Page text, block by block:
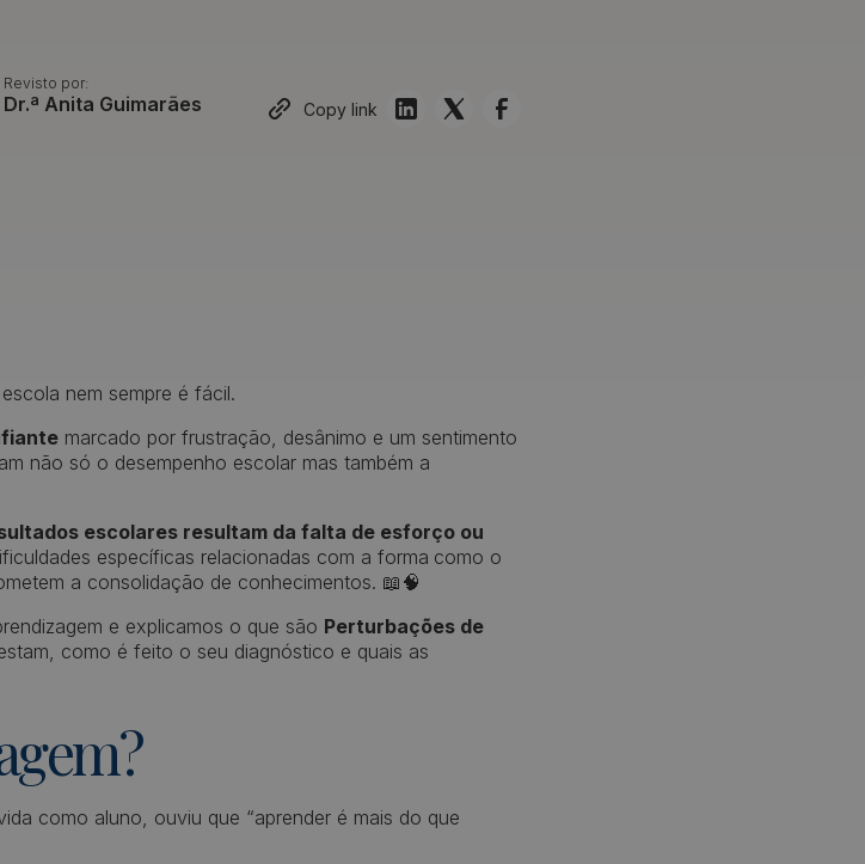
Revisto por:
Dr.ª Anita Guimarães Copy link
nem sempre é fácil.
marcado por frustração, desânimo e um sentimento
não só o desempenho escolar mas também a
escolares resultam da falta de esforço ou
específicas relacionadas com a forma como o
a consolidação de conhecimentos. 📖🧠
e explicamos o que são Perturbações de
como é feito o seu diagnóstico e quais as
como aluno, ouviu que “aprender é mais do que